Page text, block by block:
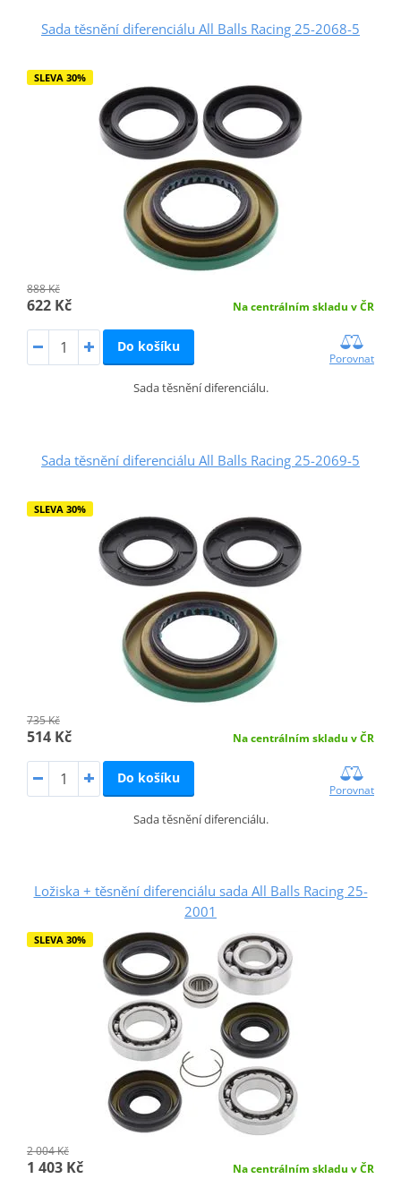
Sada těsnění diferenciálu All Balls Racing 25-2068-5
SLEVA 30%
888 Kč
622 Kč Na centrálním skladu v ČR
Do košíku
Porovnat
Sada těsnění diferenciálu.
Sada těsnění diferenciálu All Balls Racing 25-2069-5
SLEVA 30%
735 Kč
514 Kč Na centrálním skladu v ČR
Do košíku
Porovnat
Sada těsnění diferenciálu.
Ložiska + těsnění diferenciálu sada All Balls Racing 25-
2001
SLEVA 30%
2 004 Kč
1 403 Kč Na centrálním skladu v ČR